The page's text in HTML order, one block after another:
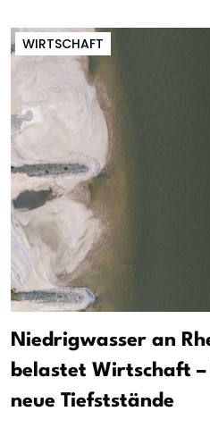
WIRTSCHAFT
Niedrigwasser an
belastet Wirtschaft –
neue Tiefststände